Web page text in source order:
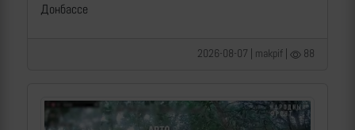
Донбассе
2026-08-07 | makpif | 88